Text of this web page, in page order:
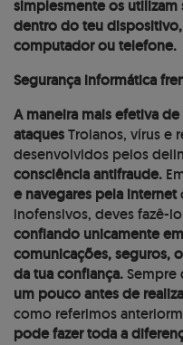
simplesmente os utilizam
dentro do teu
computador ou telefone.
Segurança informática
A maneira mais efetiva
ataquesTroianos, vírus e
desenvolvidos pelos
consciência antifraude.
e navegares pela internet
inofensivos, deves fazê-lo
confiando unicamente
comunicações, seguros,
da tua confiança.Sempre
um pouco antes de
como referimos
pode fazer toda a